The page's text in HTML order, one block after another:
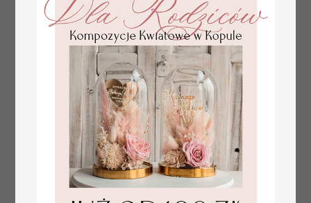
tłoczone winietki ślubne,
ślubne wizytówki winietki
na stół weselny, złote
lub srebrne napisy
tłoczone kwiaty na
winietkach ślubnych
Promocja:
2.4 PLN/3.00 PLN